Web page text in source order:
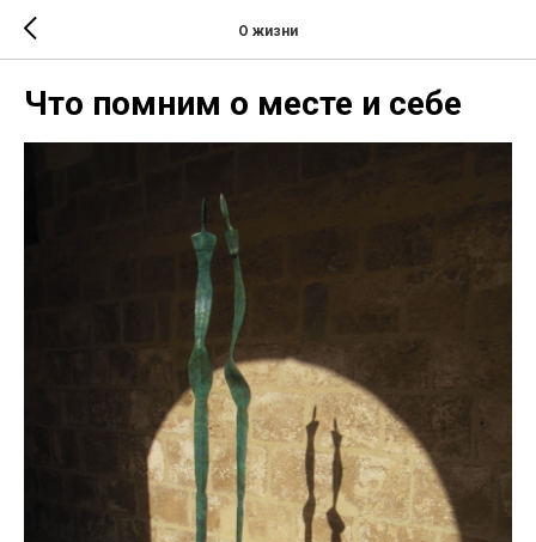
О жизни
Что помним о месте и себе